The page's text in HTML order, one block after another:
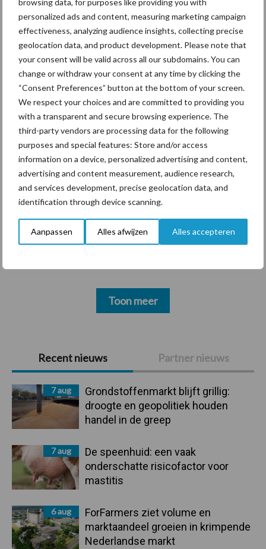
personalized ads and content, measuring marketing campaign
effectiveness, analyzing audience insights, collecting precise
geolocation data, and product development. Please note that
your consent will be valid across all our subdomains. You can
change or withdraw your consent at any time by clicking the
“Consent Preferences” button at the bottom of your screen.
We respect your choices and are committed to providing you
with a transparent and secure browsing experience. The
third-party vendors are processing data for the following
purposes and special features: Store and/or access
information on a device, personalized advertising and content,
advertising and content measurement, audience research,
and services development, precise geolocation data, and
identification through device scanning.
Aanpassen Alles afwijzen Alles accepteren
Primaire
Sidebar
Recent nieuws Partner nieuws
7 aug
Grondstoffenmarkt blijft grillig:
droogte en geopolitiek houden
handel in de greep
7 aug
De speenhuid: een vaak
onderschatte risicofactor voor
mastitis
6 aug
ForFarmers ziet volume en
marktaandeel groeien in krimpende
Nederlandse markt
ForFarmers ziet volume en
marktaandeel groeien in
krimpende Nederlandse
markt
Themapagina's
Diergezondheid Bemesting Fokkerij
Bedrijfsnieuws
Ligbox &
Voerhekken
Toon meer